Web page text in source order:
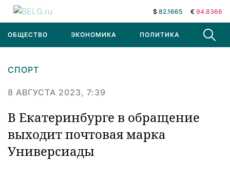
$ 82.1665 € 94.8366
ОБЩЕСТВО ЭКОНОМИКА ПОЛИТИКА В МИРЕ
СПОРТ
8 АВГУСТА 2023, 7:39
В Екатеринбурге в обращение
выходит почтовая марка
Универсиады